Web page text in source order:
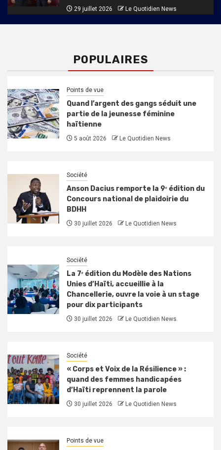
29 juillet 2026 Le Quotidien News
POPULAIRES
Points de vue
Quand l’argent des gangs séduit une
partie de la jeunesse féminine
haïtienne
5 août 2026 Le Quotidien News
Société
Anson Dacius remporte la 9ᵉ édition du
Concours national de plaidoirie du
BDHH
30 juillet 2026 Le Quotidien News
Société
La 7ᵉ édition du Modèle des Nations
Unies d’Haïti, accueillie à la
Chancellerie, ouvre la voie à un stage
pour dix participants
30 juillet 2026 Le Quotidien News
Société
« Corps et Voix de la Résilience » :
quand des femmes handicapées
d’Haïti reprennent la parole
30 juillet 2026 Le Quotidien News
Points de vue